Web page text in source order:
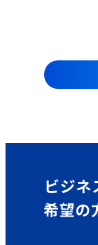
ビジネ
希望の